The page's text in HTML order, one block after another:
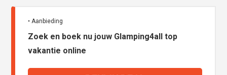
• Aanbieding
Zoek en boek nu jouw Glamping4all top
vakantie online